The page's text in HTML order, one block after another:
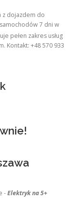
z dojazdem do
7 dni w
pełen zakres usług
Kontakt: +48 570 933
-Elektryk na 5+